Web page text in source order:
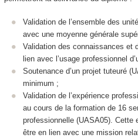
Validation de l’ensemble des
avec une moyenne générale
Validation des connaissances et
lien avec l’usage professionnel
Soutenance d’un projet tuteuré
minimum ;
Validation de l’expérience
au cours de la formation de 16
professionnelle (UASA05). Cette
être en lien avec une mission